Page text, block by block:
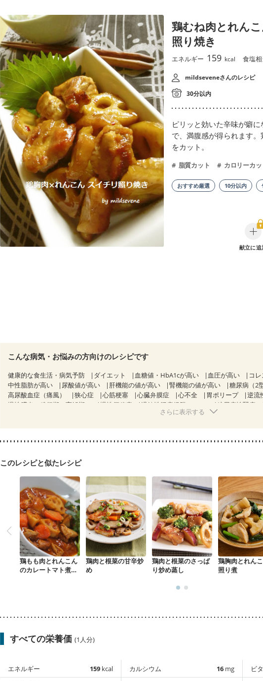
鶏むね肉とれん
照り焼き
エネルギー 159 kcal 食塩
mildseveneさんのレシピ
30分以内
ピリッと効いた辛味が癖
で、満腹感が得られます
をカット。
脂質カット カロリーカッ
おすすめ厳選 10分以内
献立に追
こんな病気・お悩みの方向けのレシピです
健康的な食生活・病気予防 ダイエット 血糖値・HbA1cが高い 血圧が高い
コ
中性脂肪が高い
尿酸値が高い 肝機能の値が高い 腎機能の値が高い 糖尿病（2
高尿酸血症（痛風）
狭心症 心筋梗塞 心臓弁膜症 心不全 胃ポリープ 逆流
慢性膵炎（移行期・寛解期）
慢性便秘症 過敏性腸症候群（IBS）
糖尿病性腎症（
CKD（ステージ１）
フレイル（年齢に合わせた体作り）
貧血対策 ニキビ・肌荒れ 妊活中 更年期
さらに表示する
このレシピと似たレシピ
鶏もも肉とれんこん
のカレートマト煮込
鶏肉と根菜の甘辛炒
め
鶏肉と根菜のさっぱ
り炒め蒸し
鶏胸肉とれん
照り煮
すべての栄養価 (1人分)
エネルギー 159 kcal
カルシウム 16 mg
ビ